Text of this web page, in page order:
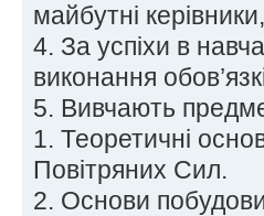
майбутні
4. За успіхи в
виконання
5. Вивчають
1. Теоретичні
Повітряних Сил.
2. Основи